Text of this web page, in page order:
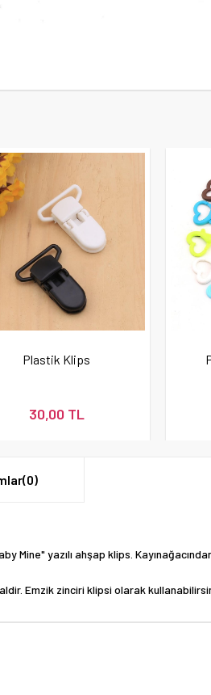
Plastik Klips
30,00 TL
(0)
Mine" yazılı ahşap klips.
Emzik zinciri klipsi olarak